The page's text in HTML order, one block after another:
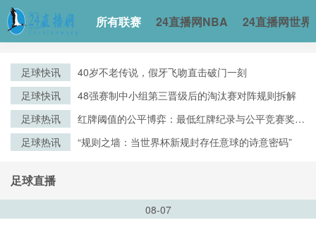
所有联赛 24直播网NBA 24直播网世界
足球快讯
40岁不老传说，假牙飞吻直击破门一刻
足球快讯
48强赛制中小组第三晋级后的淘汰赛对阵规则拆解
足球热讯
红牌阈值的公平博弈：最低红牌纪录与公平竞赛奖评
足球热讯 “规则之墙：当世界杯新规封存任意球的诗意密码”
足球直播
08-07